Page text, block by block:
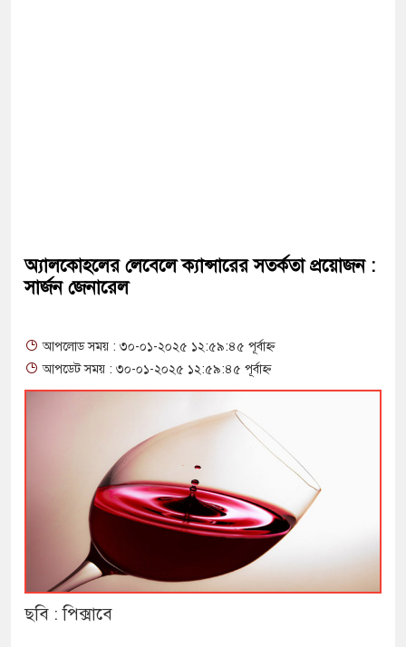
অ্যালকোহলের লেবেলে ক্যান্সারের সতর্কতা প্রয়োজন :
সার্জন জেনারেল
আপলোড সময় : ৩০-০১-২০২৫ ১২:৫৯:৪৫ পূর্বাহ্ন
আপডেট সময় : ৩০-০১-২০২৫ ১২:৫৯:৪৫ পূর্বাহ্ন
ছবি : পিক্সাবে